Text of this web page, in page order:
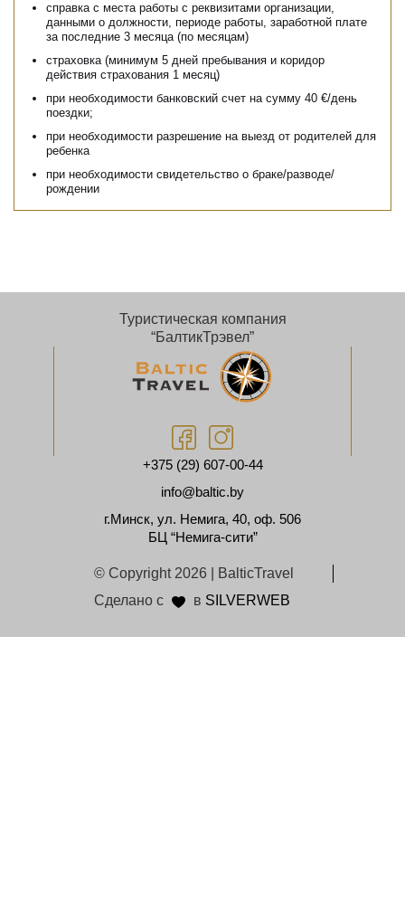
справка с места работы с реквизитами организации,
данными о должности, периоде работы, заработной плате
за последние 3 месяца (по месяцам)
страховка (минимум 5 дней пребывания и коридор
действия страхования 1 месяц)
при необходимости банковский счет на сумму 40 €/день
поездки;
при необходимости разрешение на выезд от родителей для
ребенка
при необходимости свидетельство о браке/разводе/
рождении
Туристическая компания
“БалтикТрэвел”
+375 (29) 607-00-44
info@baltic.by
г.Минск, ул. Немига, 40, оф. 506
БЦ “Немига-сити”
© Copyright 2026 | BalticTravel
Сделано с
в SILVERWEB